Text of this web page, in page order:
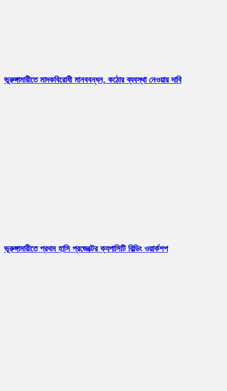
ভূরুঙ্গামারীতে মাদকবিরোধী মানববন্ধন, কঠোর ব্যবস্থা নেওয়ার দাবি
ভূরুঙ্গামারীতে প্রথম হাসি প্রজেক্টের ক্যপাসিটি বিল্ডিং ওয়ার্কশপ